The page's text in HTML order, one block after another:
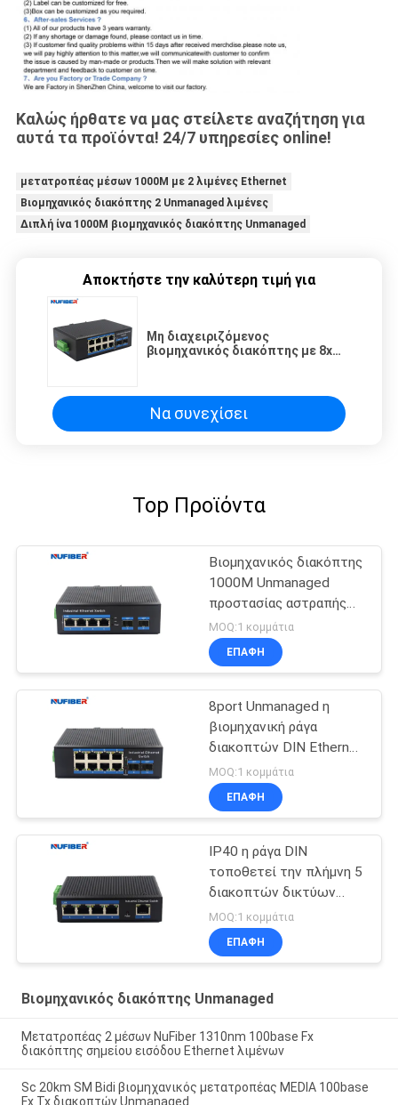
Καλώς ήρθατε να μας στείλετε αναζήτηση για
αυτά τα προϊόντα! 24/7 υπηρεσίες online!
μετατροπέας μέσων 1000M με 2 λιμένες Ethernet
Βιομηχανικός διακόπτης 2 Unmanaged λιμένες
Διπλή ίνα 1000M βιομηχανικός διακόπτης Unmanaged
Αποκτήστε την καλύτερη τιμή για
Μη διαχειριζόμενος
βιομηχανικός διακόπτης με 8x
Servers και Περισσότερα
Να συνεχίσει
Top Προϊόντα
Βιομηχανικός διακόπτης
1000M Unmanaged
προστασίας αστραπής
διακόπτης Ethernet
ραγών DIN
MOQ:1 κομμάτια
ΕΠΑΦΉ
8port Unmanaged η
βιομηχανική ράγα
διακοπτών DIN Ethernet
διακοπτών βιομηχανική
τοποθετεί
MOQ:1 κομμάτια
ΕΠΑΦΉ
IP40 η ράγα DIN
τοποθετεί την πλήμνη 5
διακοπτών δικτύων
διεπαφή Gigabit Rj45
UTP λιμένων
MOQ:1 κομμάτια
ΕΠΑΦΉ
Βιομηχανικός διακόπτης Unmanaged
Μετατροπέας 2 μέσων NuFiber 1310nm 100base Fx
διακόπτης σημείου εισόδου Ethernet λιμένων
Sc 20km SM Bidi βιομηχανικός μετατροπέας MEDIA 100base
Fx Tx διακοπτών Unmanaged